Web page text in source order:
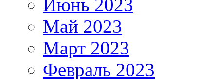
Июнь 2023
Май 2023
Март 2023
Февраль 2023